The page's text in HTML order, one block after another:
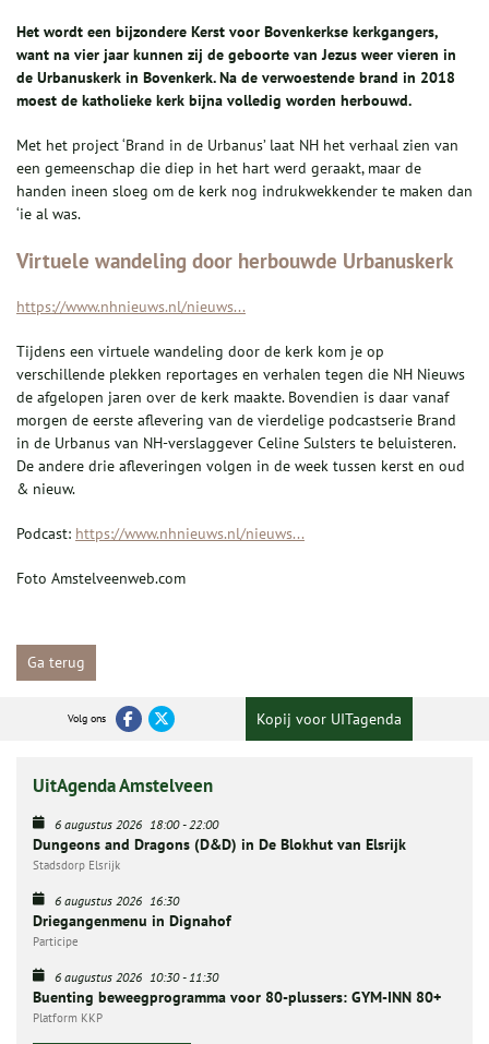
Het wordt een bijzondere Kerst voor Bovenkerkse kerkgangers,
want na vier jaar kunnen zij de geboorte van Jezus weer vieren in
de Urbanuskerk in Bovenkerk. Na de verwoestende brand in 2018
moest de katholieke kerk bijna volledig worden herbouwd.
Met het project ‘Brand in de Urbanus’ laat NH het verhaal zien van
een gemeenschap die diep in het hart werd geraakt, maar de
handen ineen sloeg om de kerk nog indrukwekkender te maken dan
‘ie al was.
Virtuele wandeling door herbouwde Urbanuskerk
https://www.nhnieuws.nl/nieuws...
Tijdens een virtuele wandeling door de kerk kom je op
verschillende plekken reportages en verhalen tegen die NH Nieuws
de afgelopen jaren over de kerk maakte. Bovendien is daar vanaf
morgen de eerste aflevering van de vierdelige podcastserie Brand
in de Urbanus van NH-verslaggever Celine Sulsters te beluisteren.
De andere drie afleveringen volgen in de week tussen kerst en oud
& nieuw.
Podcast: https://www.nhnieuws.nl/nieuws...
Foto Amstelveenweb.com
Ga terug
Volg ons Kopij voor UITagenda
UitAgenda Amstelveen
6 augustus 2026 18:00-22:00
Dungeons and Dragons (D&D) in De Blokhut van Elsrijk
Stadsdorp Elsrijk
6 augustus 2026 16:30
Driegangenmenu in Dignahof
Participe
6 augustus 2026 10:30-11:30
Buenting beweegprogramma voor 80-plussers: GYM-INN 80+
Platform KKP